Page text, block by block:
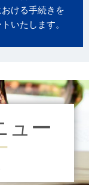
ける手続きを
いたします。
ュー